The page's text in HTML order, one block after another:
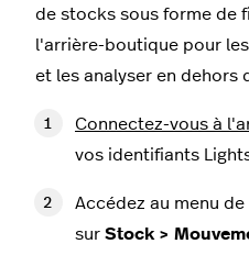
de stocks sous forme de
l'arrière-boutique pour
et les analyser en dehors
Connectez-vous à
vos identifiants
Accédez au menu
sur Stock >